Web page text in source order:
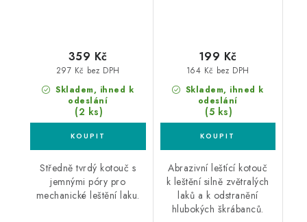
Skladem, ihned k
odeslání
(2 ks)
297 Kč bez DPH
359 Kč
Středně tvrdý kotouč s
jemnými póry pro
mechanické leštění laku.
Skladem, ihned k
odeslání
(5 ks)
164 Kč bez DPH
199 Kč
Abrazivní leštící kotouč
k leštění silně zvětralých
laků a k odstranění
hlubokých škrábanců.